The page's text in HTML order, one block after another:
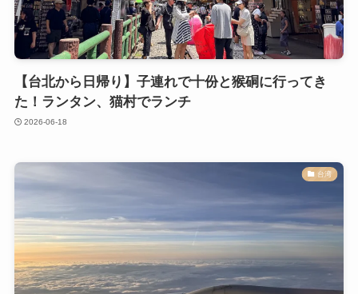
【台北から日帰り】子連れで十份と猴硐に行ってき
た！ランタン、猫村でランチ
2026-06-18
台湾